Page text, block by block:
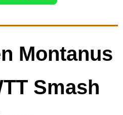
Montanus
Smash